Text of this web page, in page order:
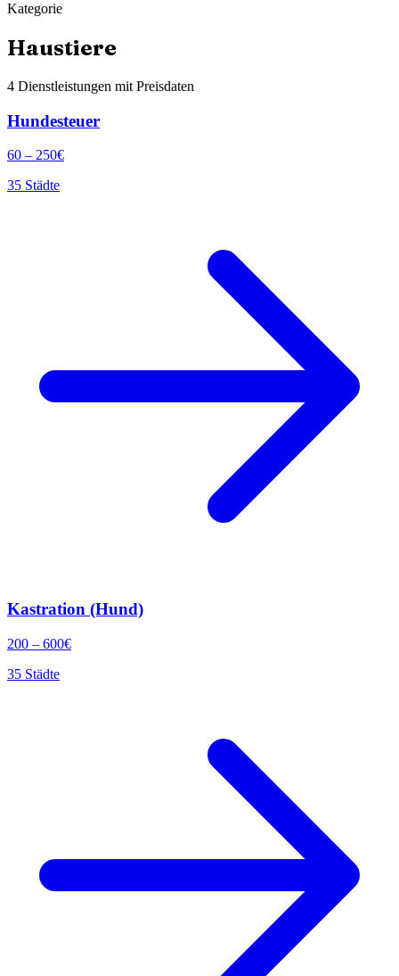
Kategorie
Haustiere
4 Dienstleistungen mit Preisdaten
Hundesteuer
60 – 250€
35 Städte
Kastration (Hund)
200 – 600€
35 Städte